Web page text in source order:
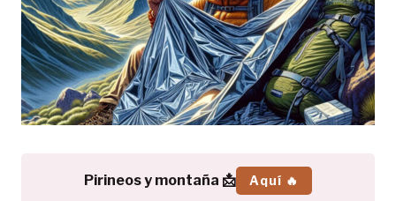
Pirineos y montaña 📩 Aquí 🔥